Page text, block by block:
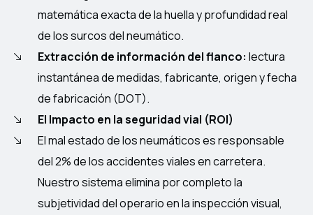
matemática exacta de la huella y profundidad real
de los surcos del neumático.
Extracción de información del flanco: lectura
instantánea de medidas, fabricante, origen y fecha
de fabricación (DOT).
El Impacto en la seguridad vial (ROI)
El mal estado de los neumáticos es responsable
del 2% de los accidentes viales en carretera.
Nuestro sistema elimina por completo la
subjetividad del operario en la inspección visual,